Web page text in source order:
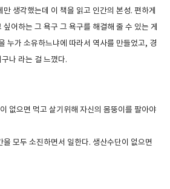
생각했는데 이 책을 읽고 인간의 본성. 편하게
어하는 그 욕구 그 욕구를 해결해 줄 수 있는 게
누가 소유하느냐에 따라서 역사를 만들었고, 경
구나 라는 걸 느꼈다.
없으면 먹고 살기위해 자신의 몸뚱이를 팔아야
모두 소진하면서 일한다. 생산수단이 없으면